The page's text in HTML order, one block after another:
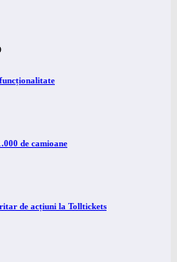
de camioane
de acțiuni la Tolltickets